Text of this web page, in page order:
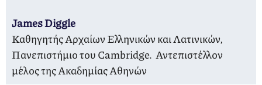
James Diggle
Καθηγητής Αρχαίων Ελληνικών και Λατινικών,
Πανεπιστήμιο του Cambridge. Αντεπιστέλλον
μέλος της Ακαδημίας Αθηνών